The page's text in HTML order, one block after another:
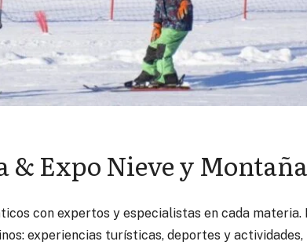
& Expo Nieve y Montaña
con expertos y especialistas en cada materia.
experiencias turísticas, deportes y actividades,